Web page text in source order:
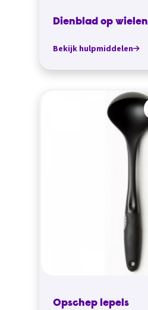
Dienblad op wielen
Bekijk hulpmiddelen
Opschep lepels